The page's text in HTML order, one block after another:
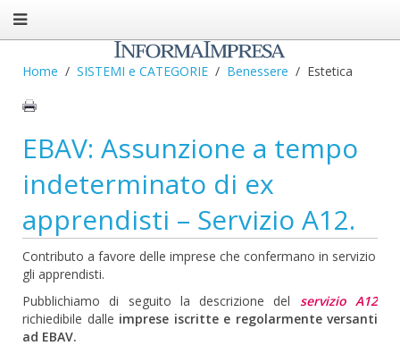
Home SISTEMI e CATEGORIE Benessere Estetica
EBAV: Assunzione a tempo
indeterminato di ex
apprendisti – Servizio A12.
Contributo a favore delle imprese che confermano in servizio
gli apprendisti.
Pubblichiamo di seguito la descrizione del servizio A12
richiedibile dalle imprese iscritte e regolarmente versanti
ad EBAV.